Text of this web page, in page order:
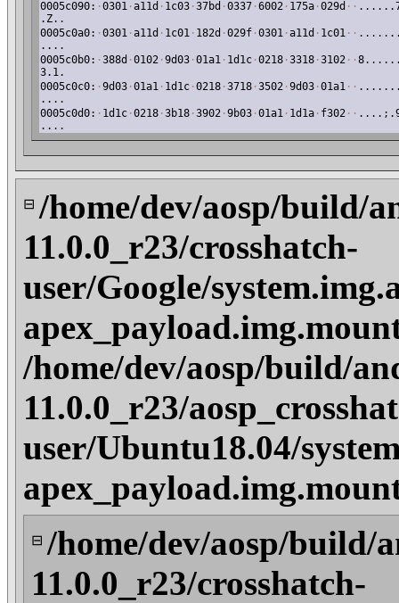
0005c090: ·0301 ·a11d · 1c03 ·37bd ·0337 ·6002 · 175a ·029d · ·
.Z..
0005c0a0: ·0301 ·a11d · 1c01 · 182d ·029f ·0301 ·a11d · 1c01 · ·
....
0005c0b0: ·388d ·0102 ·9d03 ·01a1 · 1d1c ·0218 ·3318 ·3102 · ·
3.1.
0005c0c0: ·9d03 ·01a1 · 1d1c ·0218 ·3718 ·3502 ·9d03 ·01a1 · ·
....
0005c0d0: · 1d1c ·0218 ·3b18 ·3902 ·9b03 ·01a1 · 1d1a · f302 · ·
....
⊟ /home/dev/aosp/build/
11.0.0_r23/crosshatch-
user/Google/
/home/dev/aosp/build/
11.0.0_r23/
user/Ubuntu18.04/
⊟ /home/dev/aosp/build/
11.0.0_r23/crosshatch-